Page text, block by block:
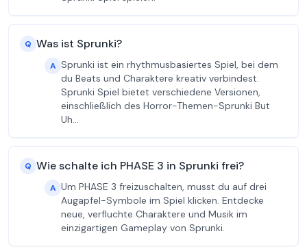
Q Was ist Sprunki?
A Sprunki ist ein rhythmusbasiertes Spiel, bei dem
du Beats und Charaktere kreativ verbindest.
Sprunki Spiel bietet verschiedene Versionen,
einschließlich des Horror-Themen-Sprunki But
Uh…
Q Wie schalte ich PHASE 3 in Sprunki frei?
A Um PHASE 3 freizuschalten, musst du auf drei
Augapfel-Symbole im Spiel klicken. Entdecke
neue, verfluchte Charaktere und Musik im
einzigartigen Gameplay von Sprunki.